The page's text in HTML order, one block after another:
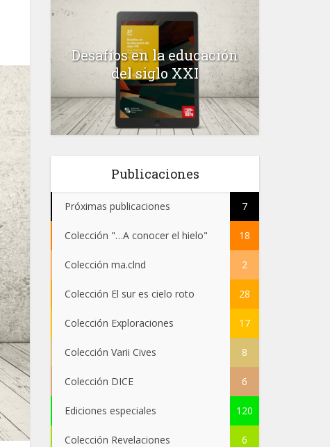
Desafíos en la educación
del siglo XXI
Publicaciones
Próximas publicaciones 7
Colección "…A conocer el hielo" 18
Colección ma.clnd 2
Colección El sur es cielo roto 28
Colección Exploraciones 17
Colección Varii Cives 8
Colección DICE 6
Ediciones especiales 120
Colección Revelaciones 6